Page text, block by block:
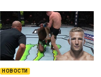
НОВОСТИ